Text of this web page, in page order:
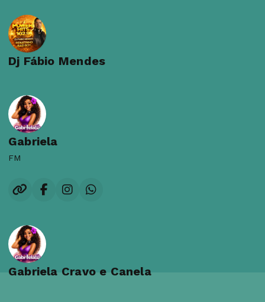
Dj Fábio Mendes
Gabriela
FM
Gabriela Cravo e Canela